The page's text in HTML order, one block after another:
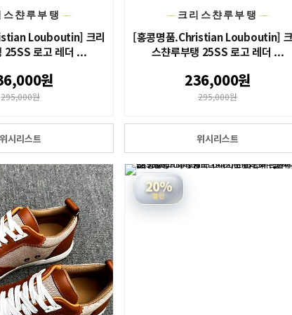
스챤루부탱
Louboutin] 크리
25SS 로고 레더 ...
원
295,000원
위시리스트
크리스챤루부탱
[홍콩명품.Christian Louboutin]
스챤루부탱 25SS 로고 레더 ...
236,000원
295,000원
위시리스트
20%
할인